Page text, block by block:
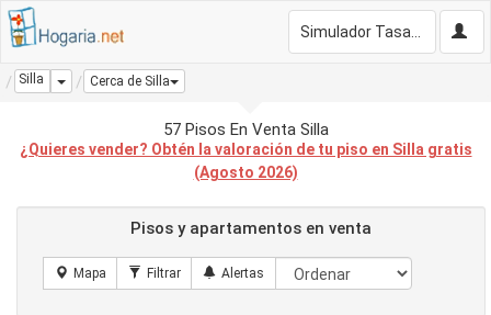
Silla Dropdown
Cerca de Silla
57 Pisos En Venta Silla
¿Quieres vender? Obtén la valoración de tu piso en Silla gratis
(Agosto 2026)
Pisos y apartamentos en venta